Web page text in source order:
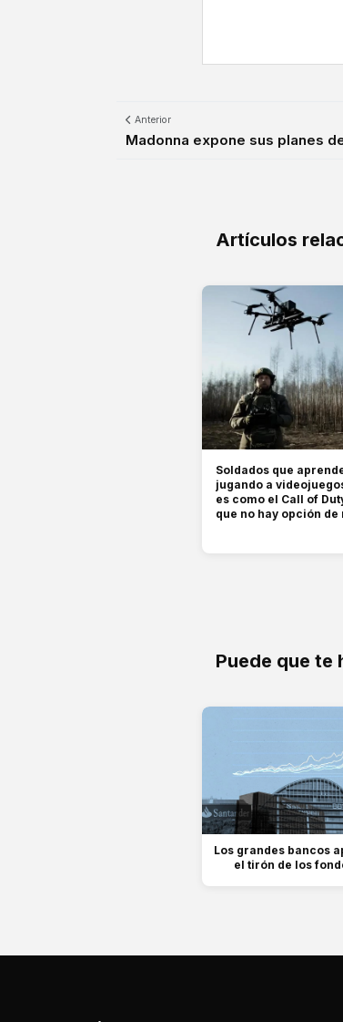
Anterior
Madonna expone sus planes
Artículos
Soldados que
jugando a
es como el Call of
que no hay opción
Puede que te
Los grandes bancos
el tirón de los